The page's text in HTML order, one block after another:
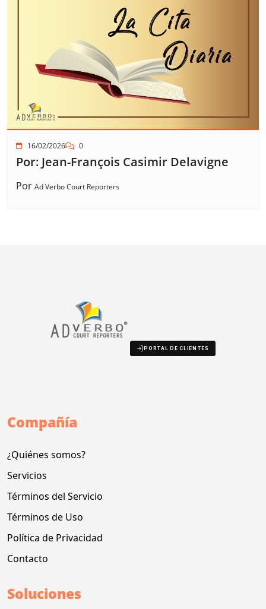
16/02/2026 0
Por: Jean-François Casimir Delavigne
Por Ad Verbo Court Reporters
PORTAL DE CLIENTES
Compañía
¿Quiénes somos?
Servicios
Términos del Servicio
Términos de Uso
Política de Privacidad
Contacto
Soluciones